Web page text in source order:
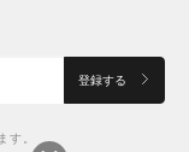
登録する
す。